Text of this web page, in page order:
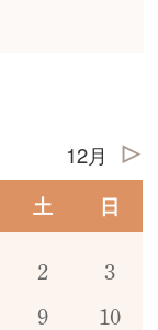
土 日
12月
2 3
9 10